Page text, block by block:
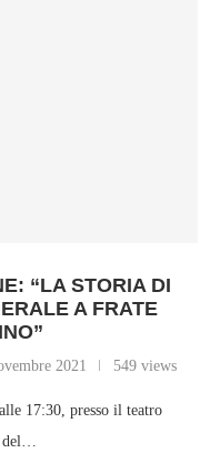
“LA STORIA DI
A FRATE
2021 549 views
17:30, presso il teatro
del…